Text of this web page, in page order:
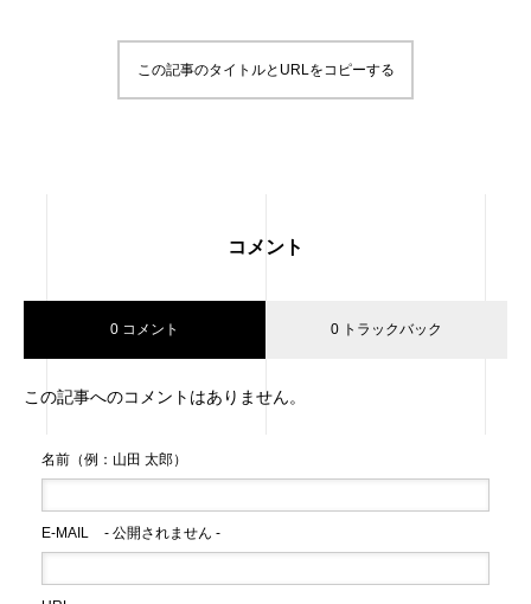
この記事のタイトルとURLをコピーする
コメント
0 コメント 0 トラックバック
この記事へのコメントはありません。
名前（例：山田 太郎）
E-MAIL - 公開されません -